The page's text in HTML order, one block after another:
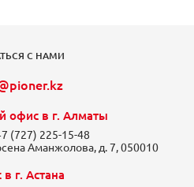
С НАМИ
офис в г. Алматы
(727) 225-15-48
Аманжолова, д. 7, 050010
г. Астана